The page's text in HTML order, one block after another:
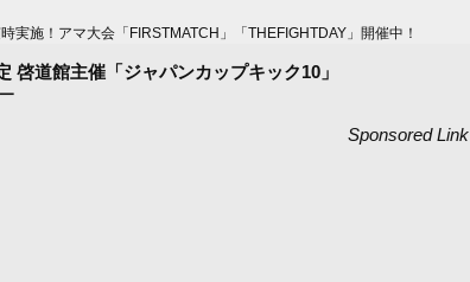
施！アマ大会「FIRSTMATCH」「THEFIGHTDAY」開催中！
啓道館主催「ジャパンカップキック10」
Sponsored Link